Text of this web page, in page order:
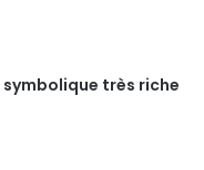
symbolique très riche